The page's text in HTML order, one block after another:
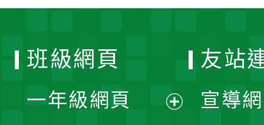
班級網頁
一年級網頁
友站
宣導